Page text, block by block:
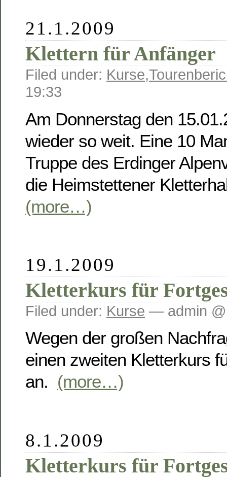
21.1.2009
Klettern für Anfänger
Filed under: Kurse,
19:33
Am Donnerstag den
wieder so weit. Eine 10
Truppe des Erdinger
die Heimstettener
(more…)
19.1.2009
Kletterkurs für
Filed under: Kurse — admin
Wegen der großen
einen zweiten Kletterkurs
an. (more…)
8.1.2009
Kletterkurs für